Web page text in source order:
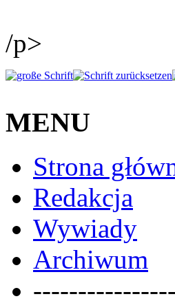
/p>
MENU
Strona
Redakcja
Wywiady
Archiwum